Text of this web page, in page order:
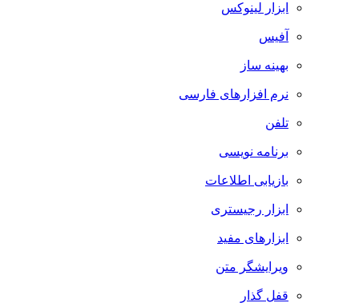
ابزار لینوکس
آفیس
بهینه ساز
نرم افزارهای فارسی
تلفن
برنامه نویسی
بازیابی اطلاعات
ابزار رجیستری
ابزارهای مفید
ویرایشگر متن
قفل گذار